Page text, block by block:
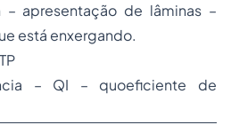
apresentação de lâminas –
está enxergando.
– QI – quoeficiente de